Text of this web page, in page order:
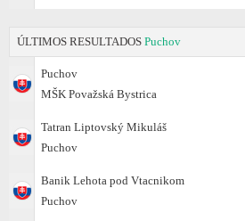
ÚLTIMOS RESULTADOS Puchov
Puchov
MŠK Považská Bystrica
Tatran Liptovský Mikuláš
Puchov
Banik Lehota pod Vtacnikom
Puchov